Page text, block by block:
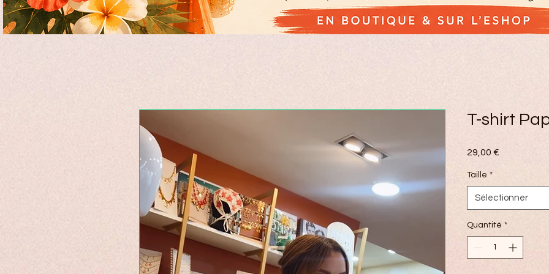
T-shirt
29,00 €
Taille *
Sélectionner
Quantité *